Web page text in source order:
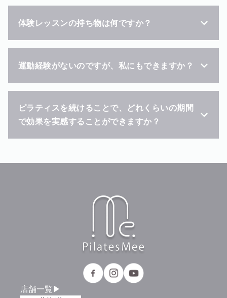
体験レッスンの持ち物は何ですか？
運動経験がないのですが、私にもできますか？
ピラティスを続けることで、どれくらいの期間
で効果を実感することができますか？
店舗一覧▶